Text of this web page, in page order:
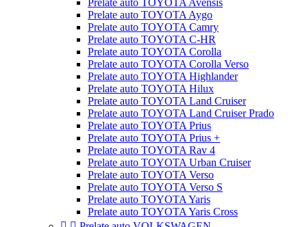
Prelate auto TOYOTA Avensis
Prelate auto TOYOTA Aygo
Prelate auto TOYOTA Camry
Prelate auto TOYOTA C-HR
Prelate auto TOYOTA Corolla
Prelate auto TOYOTA Corolla Verso
Prelate auto TOYOTA Highlander
Prelate auto TOYOTA Hilux
Prelate auto TOYOTA Land Cruiser
Prelate auto TOYOTA Land Cruiser Prado
Prelate auto TOYOTA Prius
Prelate auto TOYOTA Prius +
Prelate auto TOYOTA Rav 4
Prelate auto TOYOTA Urban Cruiser
Prelate auto TOYOTA Verso
Prelate auto TOYOTA Verso S
Prelate auto TOYOTA Yaris
Prelate auto TOYOTA Yaris Cross